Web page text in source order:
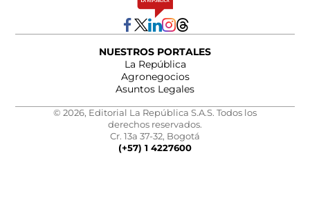
NUESTROS PORTALES
La República
Agronegocios
Asuntos Legales
© 2026, Editorial La República S.A.S. Todos los
derechos reservados.
Cr. 13a 37-32, Bogotá
(+57) 1 4227600